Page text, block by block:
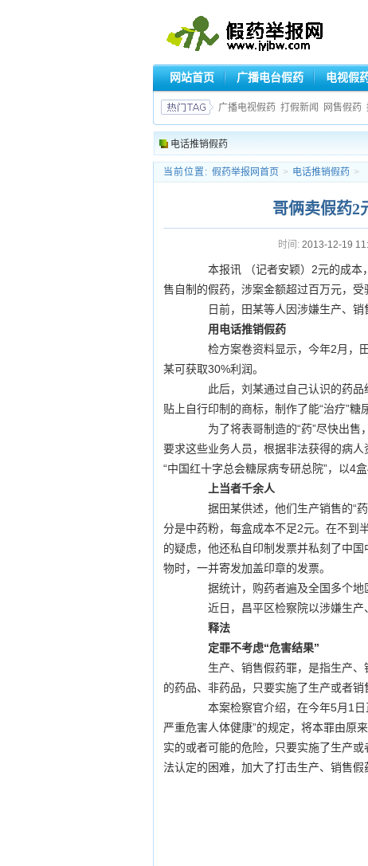
网站首页 广播电台假药 电视假
广播电视假药 打假新闻 网售假药
电话推销假药
当前位置: 假药举报网首页 > 电话推销假药 >
哥俩卖假药2
时间: 2013-12-19
本报讯 （记者安颖）2元的成本
售自制的假药，涉案金额超过百万元，受
日前，田某等人因涉嫌生产、销
用电话推销假药
检方案卷资料显示，今年2月，田
某可获取30%利润。
此后，刘某通过自己认识的药品
贴上自行印制的商标，制作了能“治疗”糖
为了将表哥制造的“药”尽快出售
要求这些业务人员，根据非法获得的病人
“中国红十字总会糖尿病专研总院”，以4
上当者千余人
据田某供述，他们生产销售的“药
分是中药粉，每盒成本不足2元。在不到
的疑虑，他还私自印制发票并私刻了中
物时，一并寄发加盖印章的发票。
据统计，购药者遍及全国多个地
近日，昌平区检察院以涉嫌生产
释法
定罪不考虑“危害结果”
生产、销售假药罪，是指生产、
的药品、非药品，只要实施了生产或者销
本案检察官介绍，在今年5月1日
严重危害人体健康”的规定，将本罪由原
实的或者可能的危险，只要实施了生产
法认定的困难，加大了打击生产、销售假